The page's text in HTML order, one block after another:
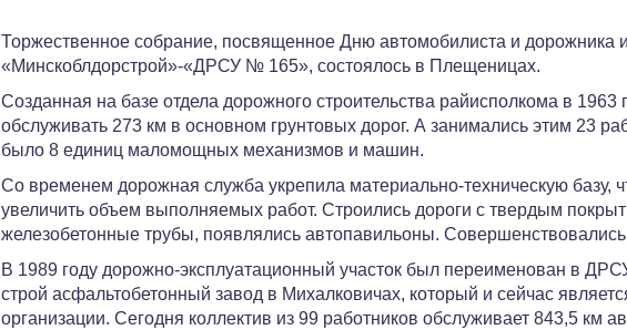
Торжественное собрание, посвященное Дню автомобилиста и дорожника
«Минскоблдорстрой»-«ДРСУ № 165», состоялось в Плещеницах.
Созданная на базе отдела дорожного строительства райисполкома в 1963
обслуживать 273 км в основном грунтовых дорог. А занимались этим 23
было 8 единиц маломощных механизмов и машин.
Со временем дорожная служба укрепила материально-техническую базу,
увеличить объем выполняемых работ. Строились дороги с твердым
железобетонные трубы, появлялись автопавильоны.
В 1989 году дорожно-эксплуатационный участок был переименован в
строй асфальтобетонный завод в Михалковичах, который и сейчас
организации. Сегодня коллектив из 99 работников обслуживает 843,5 км